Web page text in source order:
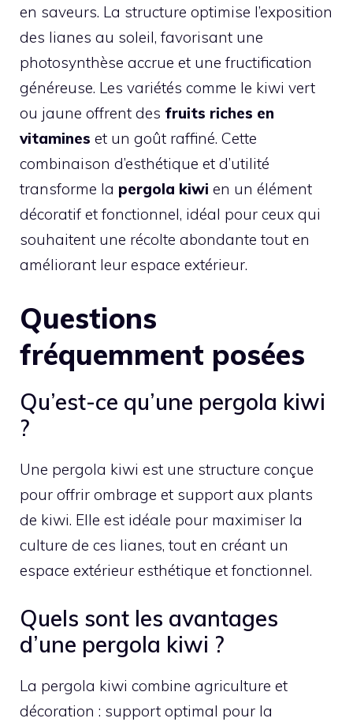
en saveurs. La structure optimise l’exposition
des lianes au soleil, favorisant une
photosynthèse accrue et une fructification
généreuse. Les variétés comme le kiwi vert
ou jaune offrent des fruits riches en
vitamines et un goût raffiné. Cette
combinaison d’esthétique et d’utilité
transforme la pergola kiwi en un élément
décoratif et fonctionnel, idéal pour ceux qui
souhaitent une récolte abondante tout en
améliorant leur espace extérieur.
Questions
fréquemment posées
Qu’est-ce qu’une pergola kiwi
?
Une pergola kiwi est une structure conçue
pour offrir ombrage et support aux plants
de kiwi. Elle est idéale pour maximiser la
culture de ces lianes, tout en créant un
espace extérieur esthétique et fonctionnel.
Quels sont les avantages
d’une pergola kiwi ?
La pergola kiwi combine agriculture et
décoration : support optimal pour la